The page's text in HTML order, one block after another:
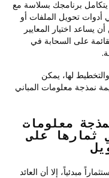
يتكامل برنامجك بسلاسة مع
أدوات تحويل الملفات أو
اختيار المعايير
على السحابة في
لها، يمكن
نمذجة معلومات المباني
معلومات
ثمارها على
مبدئياً، إلا أن العائد